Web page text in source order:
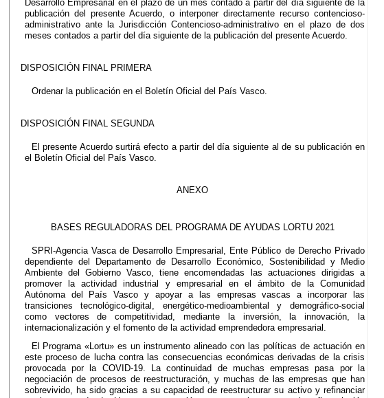
Desarrollo Empresarial en el plazo de un mes contado a partir del día siguiente de la
publicación del presente Acuerdo, o interponer directamente recurso contencioso-
administrativo ante la Jurisdicción Contencioso-administrativo en el plazo de dos
meses contados a partir del día siguiente de la publicación del presente Acuerdo.
DISPOSICIÓN FINAL PRIMERA
Ordenar la publicación en el Boletín Oficial del País Vasco.
DISPOSICIÓN FINAL SEGUNDA
El presente Acuerdo surtirá efecto a partir del día siguiente al de su publicación en
el Boletín Oficial del País Vasco.
ANEXO
BASES REGULADORAS DEL PROGRAMA DE AYUDAS LORTU 2021
SPRI-Agencia Vasca de Desarrollo Empresarial, Ente Público de Derecho Privado
dependiente del Departamento de Desarrollo Económico, Sostenibilidad y Medio
Ambiente del Gobierno Vasco, tiene encomendadas las actuaciones dirigidas a
promover la actividad industrial y empresarial en el ámbito de la Comunidad
Autónoma del País Vasco y apoyar a las empresas vascas a incorporar las
transiciones tecnológico-digital, energético-medioambiental y demográfico-social
como vectores de competitividad, mediante la inversión, la innovación, la
internacionalización y el fomento de la actividad emprendedora empresarial.
El Programa «Lortu» es un instrumento alineado con las políticas de actuación en
este proceso de lucha contra las consecuencias económicas derivadas de la crisis
provocada por la COVID-19. La continuidad de muchas empresas pasa por la
negociación de procesos de reestructuración, y muchas de las empresas que han
sobrevivido, ha sido gracias a su capacidad de reestructurar su activo y refinanciar